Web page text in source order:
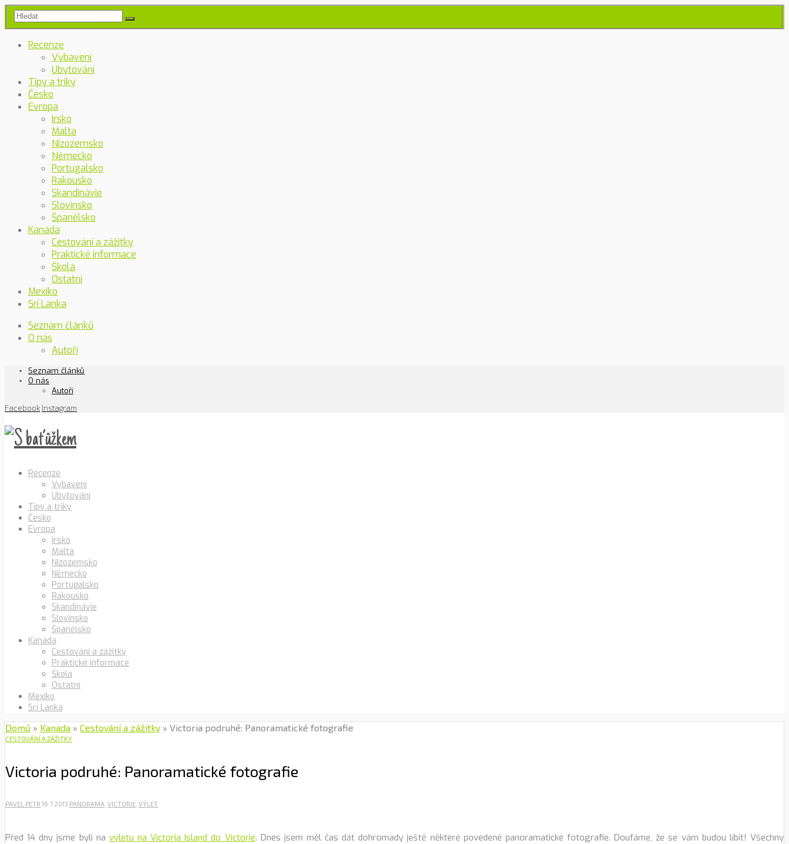
Recenze
Vybavení
Ubytování
Tipy a triky
Česko
Evropa
Irsko
Malta
Nizozemsko
Německo
Portugalsko
Rakousko
Skandinávie
Slovinsko
Španělsko
Kanada
Cestování a zážitky
Praktické informace
Škola
Ostatní
Mexiko
Srí Lanka
Seznam článků
O nás
Autoři
Seznam článků
O nás
Autoři
Facebook Instagram
Recenze
Vybavení
Ubytování
Tipy a triky
Česko
Evropa
Irsko
Malta
Nizozemsko
Německo
Portugalsko
Rakousko
Skandinávie
Slovinsko
Španělsko
Kanada
Cestování a zážitky
Praktické informace
Škola
Ostatní
Mexiko
Srí Lanka
Domů » Kanada » Cestování a zážitky » Victoria podruhé: Panoramatické fotografie
CESTOVÁNÍ A ZÁŽITKY
Victoria podruhé: Panoramatické fotografie
PAVEL PETR 16.7.2013 PANORAMA VICTORIE VÝLET
Před 14 dny jsme byli na výletu na Victoria Island do Victorie. Dnes jsem měl čas dát dohromady ještě některé povedené panoramatické fotografie. Doufáme, že se vám budou líbit! Všechny